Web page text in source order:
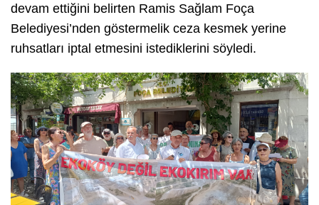
devam ettiğini belirten Ramis Sağlam Foça
Belediyesi’nden göstermelik ceza kesmek yerine
ruhsatları iptal etmesini istediklerini söyledi.